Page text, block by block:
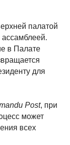
палатой
в Палате
для
Post, при
может
всех